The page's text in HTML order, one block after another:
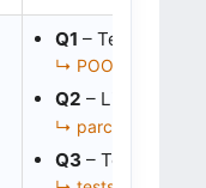
Q1 – Tester si
↳ POO,
Q2 – Lister tous
↳ parcours de
Q3 – Tester un